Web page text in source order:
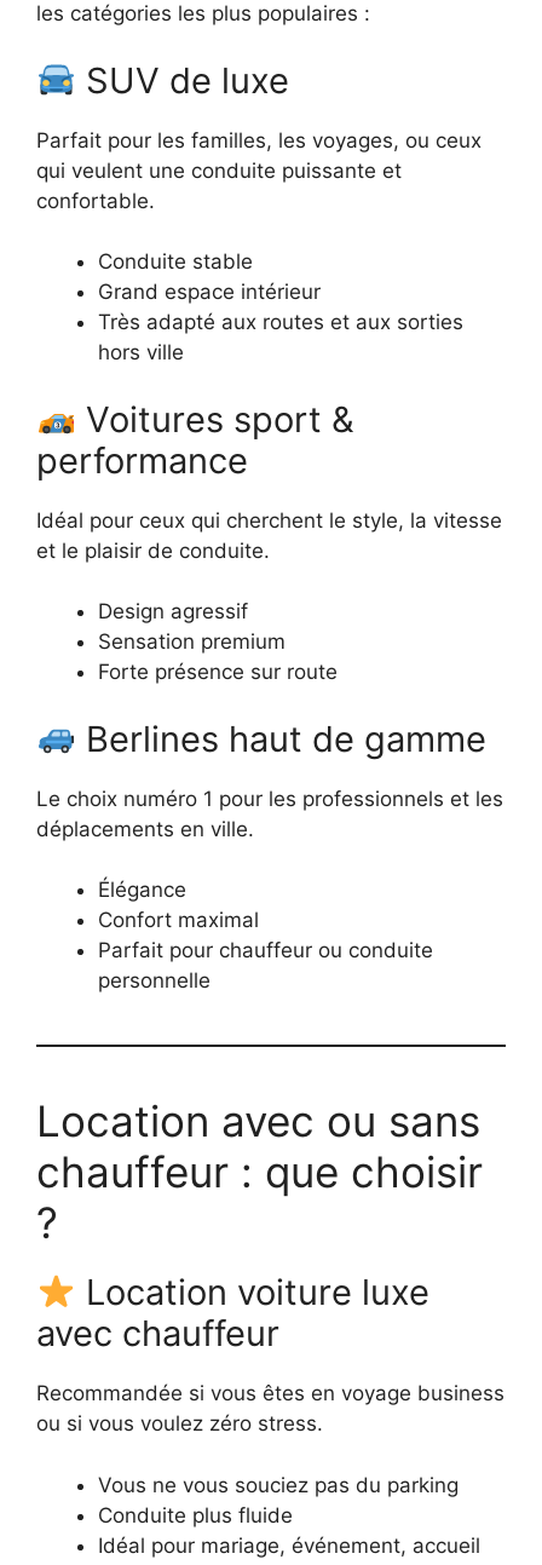
les catégories les plus populaires :
SUV de luxe
Parfait pour les familles, les voyages, ou ceux
qui veulent une conduite puissante et
confortable.
Conduite stable
Grand espace intérieur
Très adapté aux routes et aux sorties
hors ville
Voitures sport &
performance
Idéal pour ceux qui cherchent le style, la vitesse
et le plaisir de conduite.
Design agressif
Sensation premium
Forte présence sur route
Berlines haut de gamme
Le choix numéro 1 pour les professionnels et les
déplacements en ville.
Élégance
Confort maximal
Parfait pour chauffeur ou conduite
personnelle
Location avec ou sans
chauffeur : que choisir
?
Location voiture luxe
avec chauffeur
Recommandée si vous êtes en voyage business
ou si vous voulez zéro stress.
Vous ne vous souciez pas du parking
Conduite plus fluide
Idéal pour mariage, événement, accueil